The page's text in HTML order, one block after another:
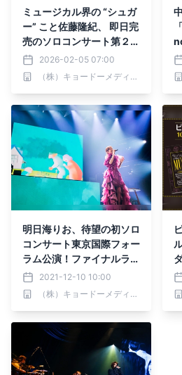
ミュージカル界の “シュガ
ー” こと佐藤隆紀、 即日完
売のソロコンサート第２弾
が決定！ 白と黒の世界に
焦点をあてた二面性を感じ
る選曲に
2026-02-05 07:00
（株）キョードーメディアス
明日海りお、待望の初ソロ
コンサート東京国際フォー
ラム公演！ファイナルライ
ブ配信必見！
2021-12-10 10:00
（株）キョードーメディアス
2